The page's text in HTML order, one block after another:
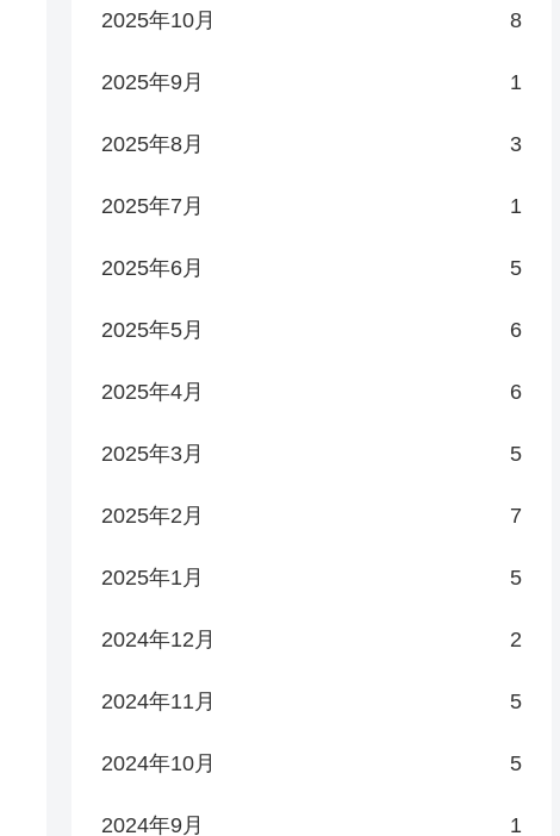
2025年10月 8
2025年9月 1
2025年8月 3
2025年7月 1
2025年6月 5
2025年5月 6
2025年4月 6
2025年3月 5
2025年2月 7
2025年1月 5
2024年12月 2
2024年11月 5
2024年10月 5
2024年9月 1